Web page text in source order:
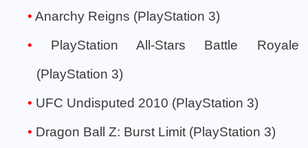
Anarchy Reigns (PlayStation 3)
PlayStation All-Stars Battle Royale
(PlayStation 3)
UFC Undisputed 2010 (PlayStation 3)
Dragon Ball Z: Burst Limit (PlayStation 3)